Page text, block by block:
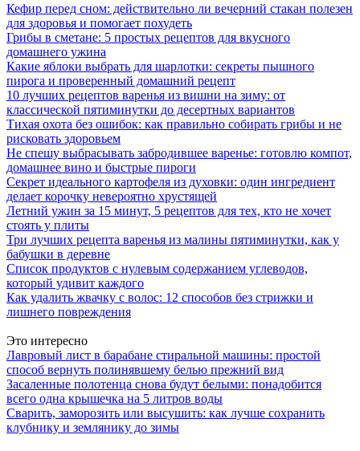
Кефир перед сном: действительно ли вечерний стакан полезен
для здоровья и помогает похудеть
Грибы в сметане: 5 простых рецептов для вкусного
домашнего ужина
Какие яблоки выбрать для шарлотки: секреты пышного
пирога и проверенный домашний рецепт
10 лучших рецептов варенья из вишни на зиму: от
классической пятиминутки до десертных вариантов
Тихая охота без ошибок: как правильно собирать грибы и не
рисковать здоровьем
Не спешу выбрасывать забродившее варенье: готовлю компот,
домашнее вино и быстрые пироги
Секрет идеального картофеля из духовки: один ингредиент
делает корочку невероятно хрустящей
Летний ужин за 15 минут, 5 рецептов для тех, кто не хочет
стоять у плиты
Три лучших рецепта варенья из малины пятиминутки, как у
бабушки в деревне
Список продуктов с нулевым содержанием углеводов,
который удивит каждого
Как удалить жвачку с волос: 12 способов без стрижки и
лишнего повреждения
Это интересно
Лавровый лист в барабане стиральной машины: простой
способ вернуть полинявшему белью прежний вид
Засаленные полотенца снова будут белыми: понадобится
всего одна крышечка на 5 литров воды
Сварить, заморозить или высушить: как лучше сохранить
клубнику и землянику до зимы